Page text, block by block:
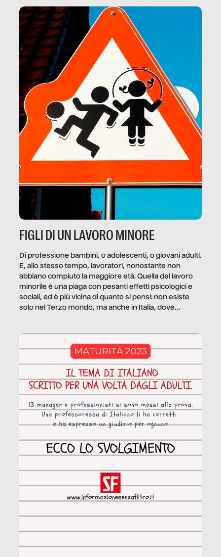
FIGLI DI UN LAVORO MINORE
Di professione bambini, o adolescenti, o giovani adulti.
E, allo stesso tempo, lavoratori, nonostante non
abbiano compiuto la maggiore età. Quella del lavoro
minorile è una piaga con pesanti effetti psicologici e
sociali, ed è più vicina di quanto si pensi: non esiste
solo nel Terzo mondo, ma anche in Italia, dove